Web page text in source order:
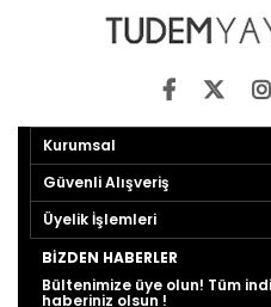
Kurumsal
Güvenli Alışveriş
Üyelik İşlemleri
BIZDEN HABERLER
Bültenimize üye olun! Tüm
haberiniz olsun !